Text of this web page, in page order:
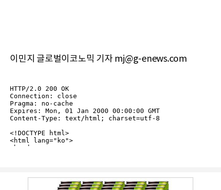
이민지 글로벌이코노믹 기자 mj@g-enews.com